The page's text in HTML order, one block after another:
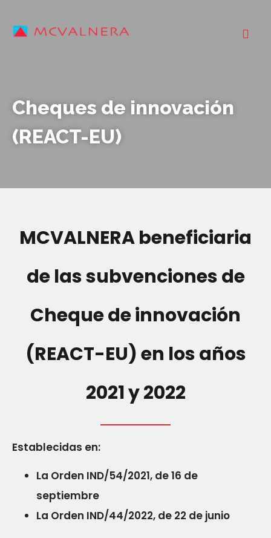
Cheques de innovación
(REACT-EU)
MCVALNERA beneficiaria
de las subvenciones de
Cheque de innovación
(REACT-EU) en los años
2021 y 2022
Establecidas en:
La Orden IND/54/2021, de 16 de
septiembre
La Orden IND/44/2022, de 22 de junio